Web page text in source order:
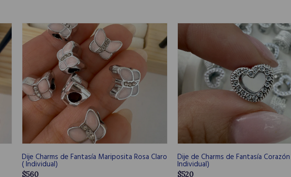
Dije Charms de Fantasía Mariposita Rosa Claro
( Individual)
$560
Dije de Charms de Fantasía
Individual)
$520